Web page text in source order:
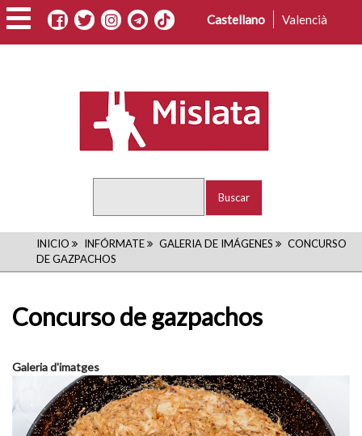
Pasar
al
contenido
Castellano Valencià
RUTA
DE
NAVEGACIÓN
INICIO INFÓRMATE GALERIA DE IMÁGENES
CONCURSO
DE GAZPACHOS
Concurso de gazpachos
Galeria d'imatges